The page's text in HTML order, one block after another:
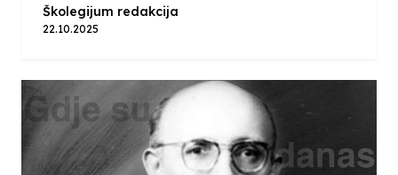
Školegijum redakcija
22.10.2025